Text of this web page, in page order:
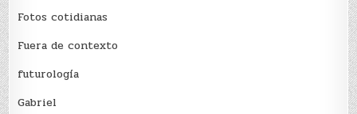
Fotos cotidianas
Fuera de contexto
futurología
Gabriel